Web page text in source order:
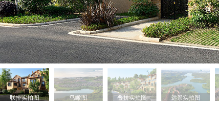
联排实拍图 鸟瞰图 叠拼实拍图 远景实拍图